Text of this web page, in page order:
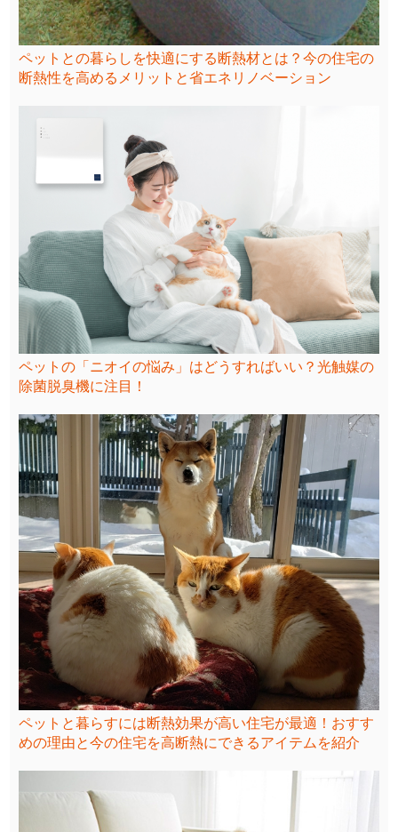
ペットとの暮らしを快適にする断熱材とは？今の住宅の
断熱性を高めるメリットと省エネリノベーション
ペットの「ニオイの悩み」はどうすればいい？光触媒の
除菌脱臭機に注目！
ペットと暮らすには断熱効果が高い住宅が最適！おすす
めの理由と今の住宅を高断熱にできるアイテムを紹介